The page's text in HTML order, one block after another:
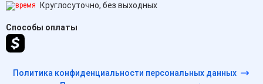
Круглосуточно, без выходных
Способы оплаты
Политика конфиденциальности персональных данных